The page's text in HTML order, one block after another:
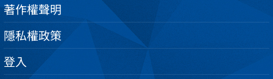
著作權聲明
隱私權政策
登入